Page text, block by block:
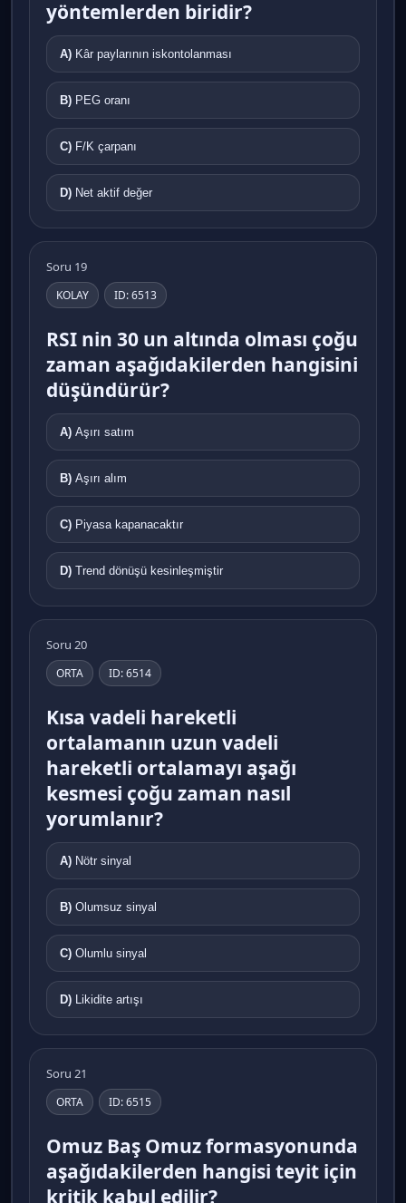
yöntemlerden biridir?
A) Kâr paylarının iskontolanması
B) PEG oranı
C) F/K çarpanı
D) Net aktif değer
Soru 19
KOLAY ID: 6513
RSI nin 30 un altında olması çoğu
zaman aşağıdakilerden hangisini
düşündürür?
A) Aşırı satım
B) Aşırı alım
C) Piyasa kapanacaktır
D) Trend dönüşü kesinleşmiştir
Soru 20
ORTA ID: 6514
Kısa vadeli hareketli
ortalamanın uzun vadeli
hareketli ortalamayı aşağı
kesmesi çoğu zaman nasıl
yorumlanır?
A) Nötr sinyal
B) Olumsuz sinyal
C) Olumlu sinyal
D) Likidite artışı
Soru 21
ORTA ID: 6515
Omuz Baş Omuz formasyonunda
aşağıdakilerden hangisi teyit için
kritik kabul edilir?